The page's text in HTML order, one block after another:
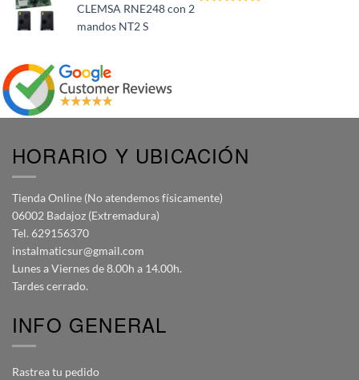
CLEMSA RNE248 con 2
mandos NT2 S
HORARIO Y UBICACIÓN
Tienda Online (No atendemos físicamente)
06002 Badajoz (Extremadura)
Tel. 629156370
instalmaticsur@gmail.com
Lunes a Viernes de 8.00h a 14.00h.
Tardes cerrado.
INFO GENERAL
Rastrea tu pedido